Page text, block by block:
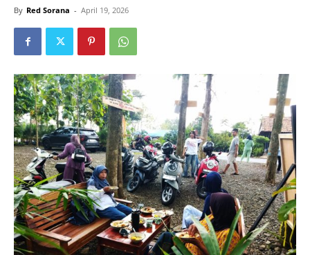
By Red Sorana - April 19, 2026